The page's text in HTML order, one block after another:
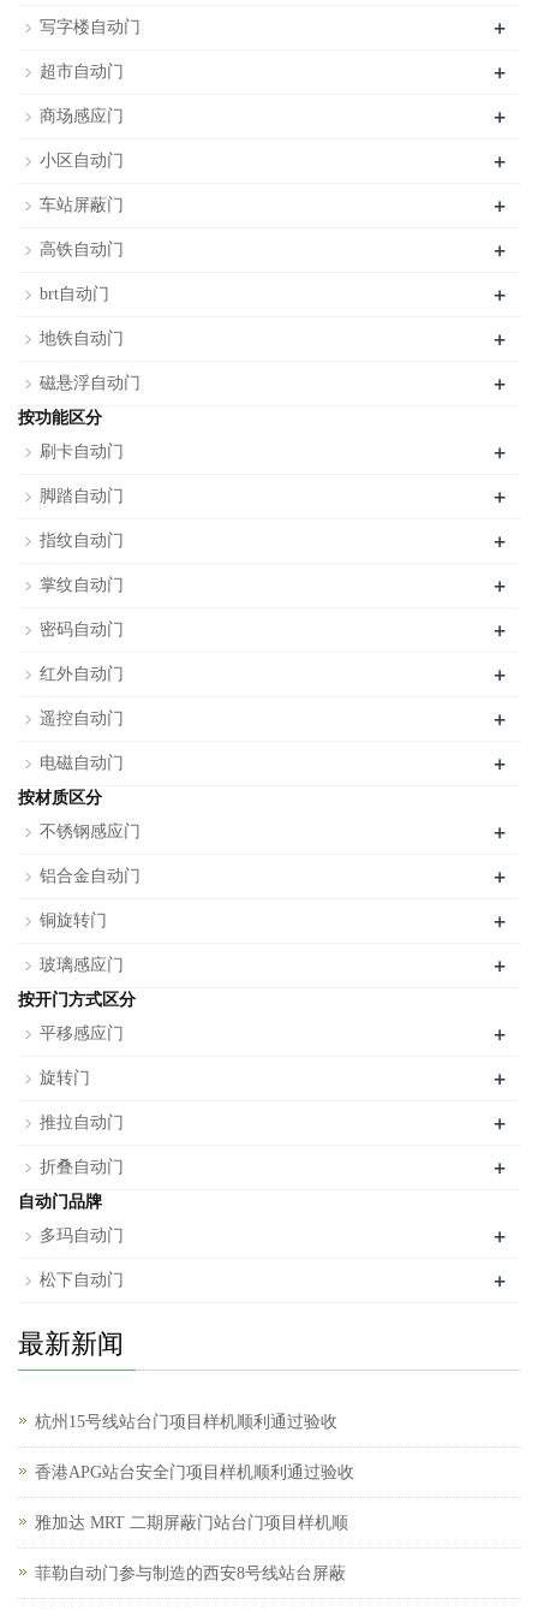
写字楼自动门 +
超市自动门 +
商场感应门 +
小区自动门 +
车站屏蔽门 +
高铁自动门 +
brt自动门 +
地铁自动门 +
磁悬浮自动门 +
按功能区分
刷卡自动门
+
脚踏自动门 +
指纹自动门 +
掌纹自动门 +
密码自动门 +
红外自动门 +
遥控自动门 +
电磁自动门 +
按材质区分
不锈钢感应门
+
铝合金自动门 +
铜旋转门 +
玻璃感应门 +
按开门方式区分
平移感应门
+
旋转门 +
推拉自动门 +
折叠自动门 +
自动门品牌
多玛自动门
+
松下自动门 +
最新新闻
杭州15号线站台门项目样机顺利通过验收
香港APG站台安全门项目样机顺利通过验收
雅加达 MRT 二期屏蔽门站台门项目样机顺
菲勒自动门参与制造的西安8号线站台屏蔽